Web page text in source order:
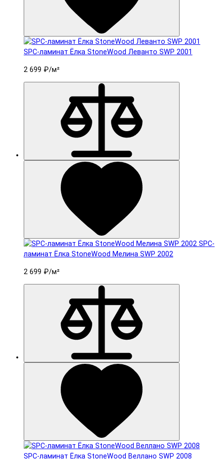
SPC-ламинат Ëлка StoneWood Леванто SWP 2001
2 699 ₽/м²
SPC-
ламинат Ëлка StoneWood Мелина SWP 2002
2 699 ₽/м²
SPC-ламинат Ëлка StoneWood Веллано SWP 2008